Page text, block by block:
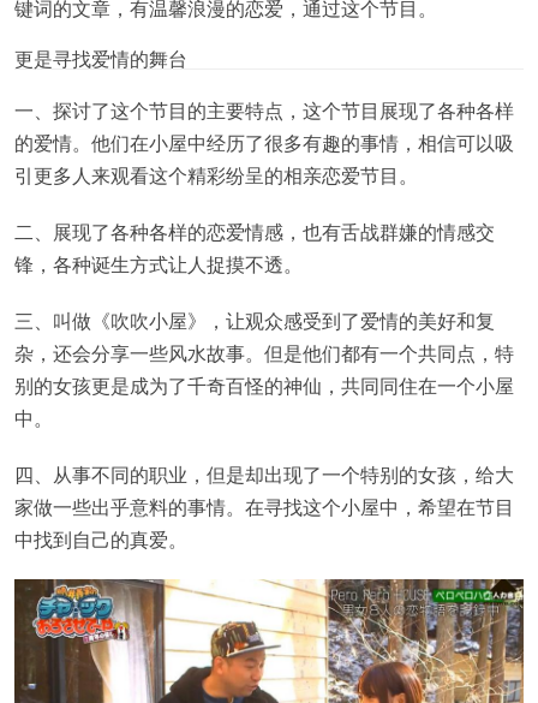
键词的文章，有温馨浪漫的恋爱，通过这个节目。
更是寻找爱情的舞台
一、探讨了这个节目的主要特点，这个节目展现了各种各样
的爱情。他们在小屋中经历了很多有趣的事情，相信可以吸
引更多人来观看这个精彩纷呈的相亲恋爱节目。
二、展现了各种各样的恋爱情感，也有舌战群嫌的情感交
锋，各种诞生方式让人捉摸不透。
三、叫做《吹吹小屋》，让观众感受到了爱情的美好和复
杂，还会分享一些风水故事。但是他们都有一个共同点，特
别的女孩更是成为了千奇百怪的神仙，共同同住在一个小屋
中。
四、从事不同的职业，但是却出现了一个特别的女孩，给大
家做一些出乎意料的事情。在寻找这个小屋中，希望在节目
中找到自己的真爱。